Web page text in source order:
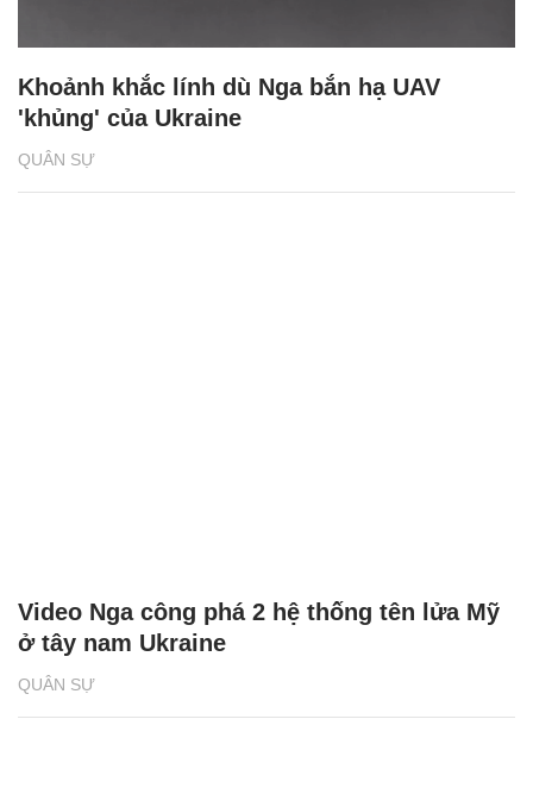
QUÂN SỰ
Khoảnh khắc lính dù Nga bắn hạ UAV
'khủng' của Ukraine
QUÂN SỰ
Video Nga công phá 2 hệ thống tên lửa Mỹ
ở tây nam Ukraine